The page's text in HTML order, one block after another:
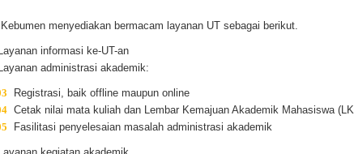
menyediakan bermacam layanan UT sebagai berikut.
Layanan informasi ke-UT-an
Layanan administrasi akademik:
Registrasi, baik offline maupun online
Cetak nilai mata kuliah dan Lembar Kemajuan Akademik Mahasiswa
Fasilitasi penyelesaian masalah administrasi akademik